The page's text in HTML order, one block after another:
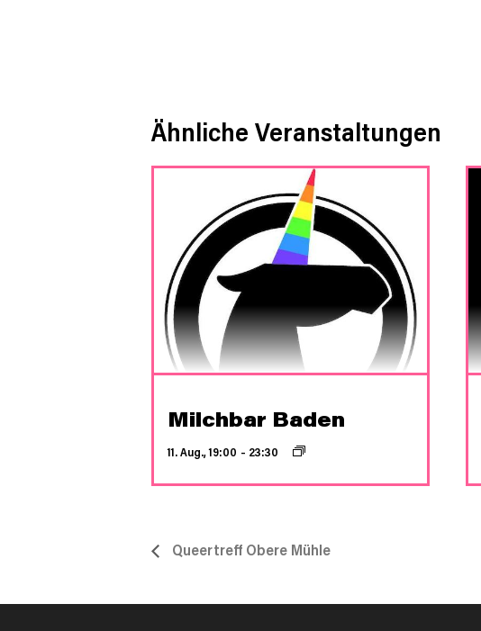
Ähnliche Veranstaltungen
Milchbar Baden
11. Aug., 19:00 – 23:30
Queertreff Obere Mühle